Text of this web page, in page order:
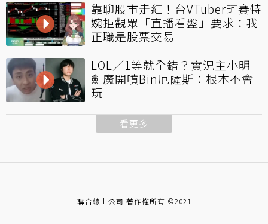
靠聊股市走紅！台VTuber珂賽特
婉拒觀眾「直播看盤」要求：我
正職是股票交易
LOL／1等就全錯？實況主小明
劍魔開噴Bin厄薩斯：根本不會
玩
看更多
聯合線上公司 著作權所有 ©2021